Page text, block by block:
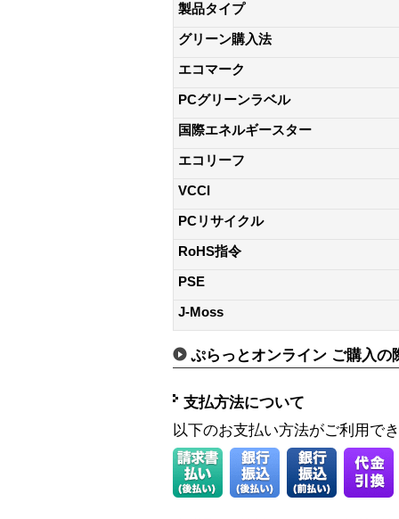
製品タイプ
グリーン購入法
エコマーク
PCグリーンラベル
国際エネルギースター
エコリーフ
VCCI
PCリサイクル
RoHS指令
PSE
J-Moss
ぷらっとオンライン ご購入の
支払方法について
以下のお支払い方法がご利用で